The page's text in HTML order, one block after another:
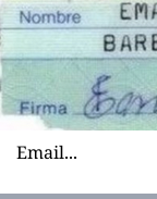
Email...